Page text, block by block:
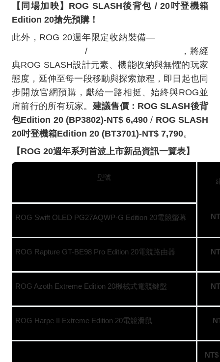
【同場加映】 ROG SLASH後背包 / 20 吋登機箱
Edition 20搶先預購！
此外， ROG 20週年限定收納裝備—
/
，將經
典ROG SLASH設計元素、機能收納與無懼的玩家
態度，延伸至每一段移動與探索旅程，即日起也同
步開放官網預購，獻給一路相挺、始終與ROG並
肩前行的所有玩家。 建議售價： ROG SLASH後背
包Edition 20 (BP3802)-NT$ 6,490 / ROG SLASH
20吋登機箱Edition 20 (BT3701)-NT$ 7,790。
【ROG 20週年系列首波上市新品資訊一覽表】
型號
ROG Swift OLED PG27AQWP-G Edition 20電競螢幕
ROG Rapture GT-BE98 Pro Edition 20電競路由器
ROG Azoth Extreme Edition 20機械式電競鍵盤
ROG Harpe II Extreme Edition 20電競滑鼠